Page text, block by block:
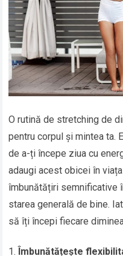
O rutină de stretching de
pentru corpul și mintea ta.
de a-ți începe ziua cu
adaugi acest obicei în
îmbunătățiri semnificative
starea generală de bine.
să îți începi fiecare
Îmbunătățește